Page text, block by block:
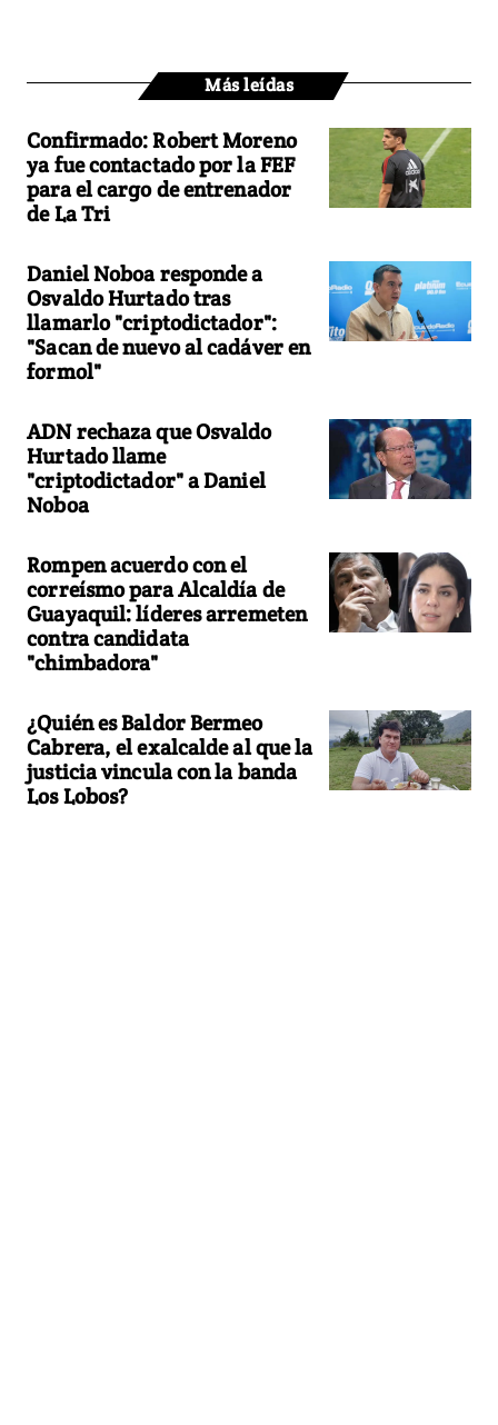
Más leídas
Confirmado: Robert Moreno
ya fue contactado por la FEF
para el cargo de entrenador
de La Tri
Daniel Noboa responde a
Osvaldo Hurtado tras
llamarlo "criptodictador":
"Sacan de nuevo al cadáver en
formol"
ADN rechaza que Osvaldo
Hurtado llame
"criptodictador" a Daniel
Noboa
Rompen acuerdo con el
correísmo para Alcaldía de
Guayaquil: líderes arremeten
contra candidata
"chimbadora"
¿Quién es Baldor Bermeo
Cabrera, el exalcalde al que la
justicia vincula con la banda
Los Lobos?